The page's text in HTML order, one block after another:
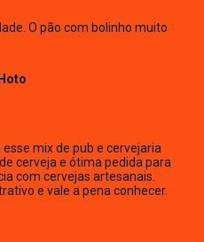
O pão com bolinho muito
mix de pub e cervejaria
cerveja e ótima pedida para
com cervejas artesanais.
e vale a pena conhecer.